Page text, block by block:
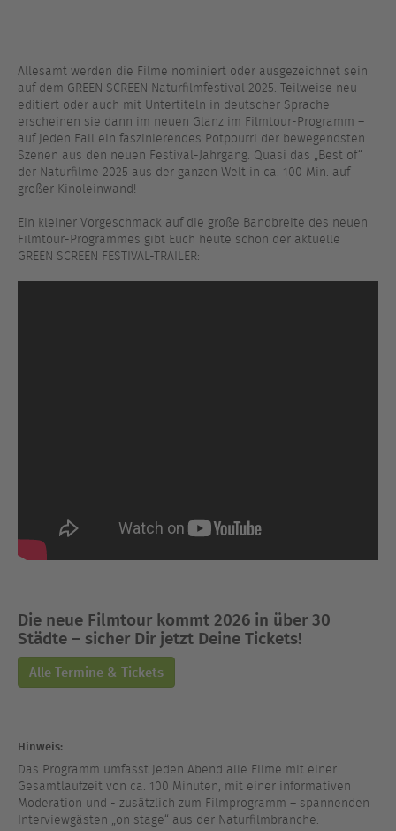
Allesamt werden die Filme nominiert oder ausgezeichnet sein
auf dem GREEN SCREEN Naturfilmfestival 2025. Teilweise neu
editiert oder auch mit Untertiteln in deutscher Sprache
erscheinen sie dann im neuen Glanz im Filmtour-Programm –
auf jeden Fall ein faszinierendes Potpourri der bewegendsten
Szenen aus den neuen Festival-Jahrgang. Quasi das „Best of“
der Naturfilme 2025 aus der ganzen Welt in ca. 100 Min. auf
großer Kinoleinwand!
Ein kleiner Vorgeschmack auf die große Bandbreite des neuen
Filmtour-Programmes gibt Euch heute schon der aktuelle
GREEN SCREEN FESTIVAL-TRAILER:
Die neue Filmtour kommt 2026 in über 30
Städte – sicher Dir jetzt Deine Tickets!
Alle Termine & Tickets
Hinweis:
Das Programm umfasst jeden Abend alle Filme mit einer
Gesamtlaufzeit von ca. 100 Minuten, mit einer informativen
Moderation und - zusätzlich zum Filmprogramm – spannenden
Interviewgästen „on stage“ aus der Naturfilmbranche.